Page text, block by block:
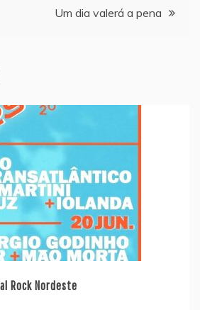
Um dia valerá a pena
Rock Nordeste